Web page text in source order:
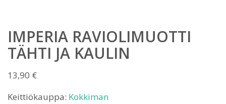
IMPERIA RAVIOLIMUOTTI
TÄHTI JA KAULIN
13,90 €
Keittiökauppa: Kokkiman